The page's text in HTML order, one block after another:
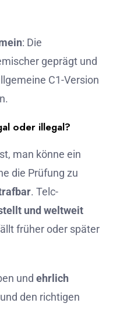
: Die
geprägt und
C1-Version
oder illegal?
man könne ein
die Prüfung zu
. Telc-
und weltweit
früher oder später
und ehrlich
den richtigen